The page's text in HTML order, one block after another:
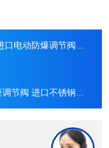
爆调节阀防爆等级为CT4
兰电动调节阀 进口防爆CT4调节阀